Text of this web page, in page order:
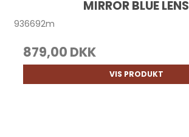
MIRROR BLUE LENS
936692m
879,00 DKK
VIS PRODUKT